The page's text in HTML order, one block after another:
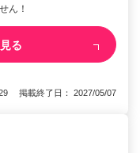
ん！
る
掲載終了日： 2027/05/07